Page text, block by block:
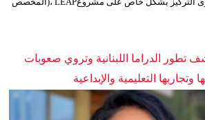
الدراما اللبنانية وتروي صعوبات
وتجاربها التعليمية والإبداعية